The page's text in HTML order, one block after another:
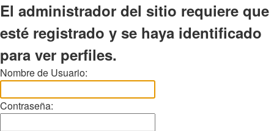
El administrador del sitio requiere que
esté registrado y se haya identificado
para ver perfiles.
Nombre de Usuario:
Contraseña: